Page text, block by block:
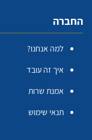
החברה
למה אנחנו?
איך זה עובד
אמנת שרות
תנאי שימוש